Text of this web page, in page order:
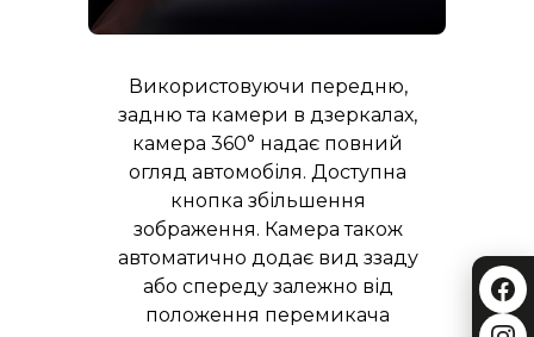
Використовуючи передню,
задню та камери в дзеркалах,
камера 360° надає повний
огляд автомобіля. Доступна
кнопка збільшення
зображення. Камера також
автоматично додає вид ззаду
або спереду залежно від
положення перемикача